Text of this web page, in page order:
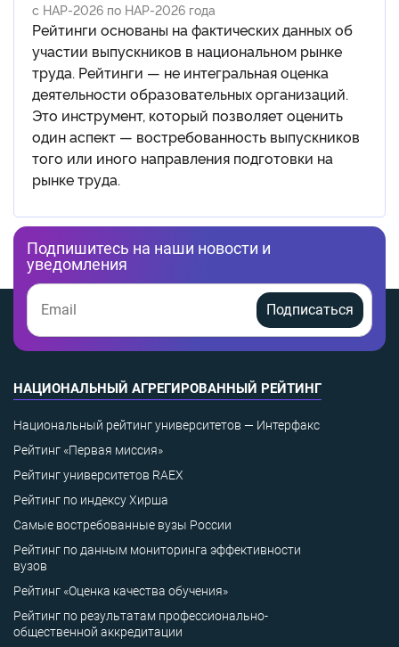
с НАР-2026 по НАР-2026 года
Рейтинги основаны на фактических данных об
участии выпускников в национальном рынке
труда. Рейтинги — не интегральная оценка
деятельности образовательных организаций.
Это инструмент, который позволяет оценить
один аспект — востребованность выпускников
того или иного направления подготовки на
рынке труда.
Подпишитесь на наши новости и
уведомления
Подписаться
НАЦИОНАЛЬНЫЙ АГРЕГИРОВАННЫЙ РЕЙТИНГ
Национальный рейтинг университетов — Интерфакс
Рейтинг «Первая миссия»
Рейтинг университетов RAEX
Рейтинг по индексу Хирша
Самые востребованные вузы России
Рейтинг по данным мониторинга эффективности
вузов
Рейтинг «Оценка качества обучения»
Рейтинг по результатам профессионально-
общественной аккредитации